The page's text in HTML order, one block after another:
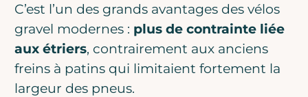
C’est l’un des grands avantages des vélos
gravel modernes : plus de contrainte liée
aux étriers, contrairement aux anciens
freins à patins qui limitaient fortement la
largeur des pneus.